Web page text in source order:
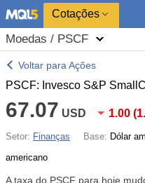
Cotações
Moedas / PSCF
Voltar para Ações
PSCF: Invesco S&P
67.07 USD 1.00 (
Setor: Finanças Base: Dólar
americano
A taxa do PSCF para hoje